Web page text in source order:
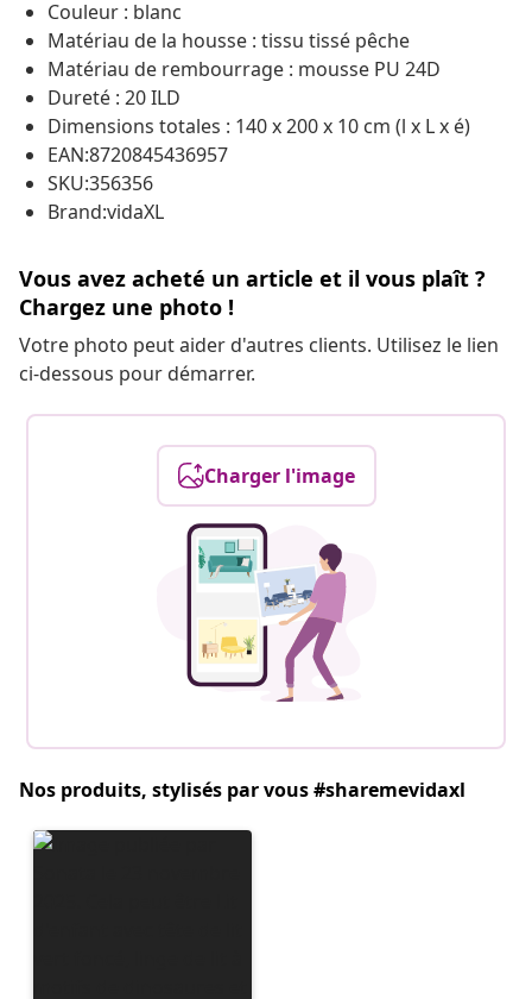
Couleur : blanc
Matériau de la housse : tissu tissé pêche
Matériau de rembourrage : mousse PU 24D
Dureté : 20 ILD
Dimensions totales : 140 x 200 x 10 cm (l x L x é)
EAN:8720845436957
SKU:356356
Brand:vidaXL
Vous avez acheté un article et il vous plaît ?
Chargez une photo !
Votre photo peut aider d'autres clients. Utilisez le lien
ci-dessous pour démarrer.
Charger l'image
Nos produits, stylisés par vous #sharemevidaxl